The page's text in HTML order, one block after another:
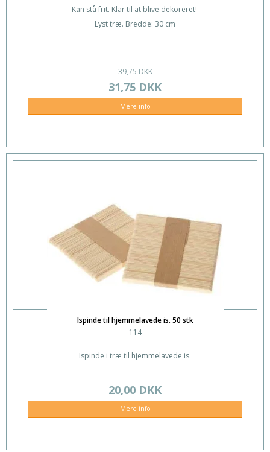
Kan stå frit. Klar til at blive dekoreret!
Lyst træ. Bredde: 30 cm
39,75 DKK
31,75 DKK
Mere info
Ispinde til hjemmelavede is. 50 stk
114
Ispinde i træ til hjemmelavede is.
20,00 DKK
Mere info